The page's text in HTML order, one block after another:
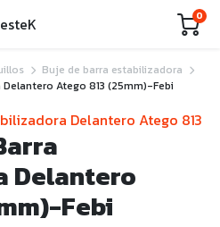
0
Buje de barra estabilizadora
Atego 813 (25mm)-Febi
Delantero
Febi